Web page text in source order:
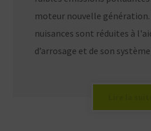
moteur nouvelle génération.
nuisances sont réduites à
d’arrosage et de son